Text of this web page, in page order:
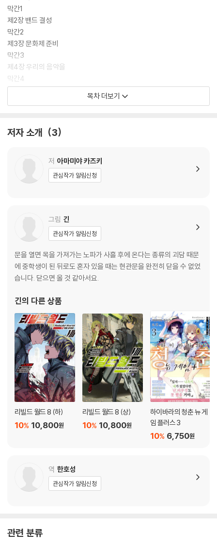
막간1
제2장 밴드 결성
막간2
제3장 문화제 준비
막간3
제4장 우리의 음악을
막간4
종장 낙엽이 흩날리는 가을밤에
목차 더보기
저자 소개 3
저 아마미야 카즈키
관심작가 알림신청
그림 긴
관심작가 알림신청
문을 열면 목을 가져가는 노파가 사흘 후에 온다는 종류의 괴담 때문
에 중학생이 된 뒤로도 혼자 있을 때는 현관문을 완전히 닫을 수 없었
습니다. 닫으면 올 것 같아서요.
긴의 다른 상품
리빌드 월드 8 (하)
10,800원
10%
리빌드 월드 8 (상)
10,800원
10%
하이바라의 청춘 뉴 게
임 플러스 3
6,750원
10%
역 한호성
관심작가 알림신청
관련 분류